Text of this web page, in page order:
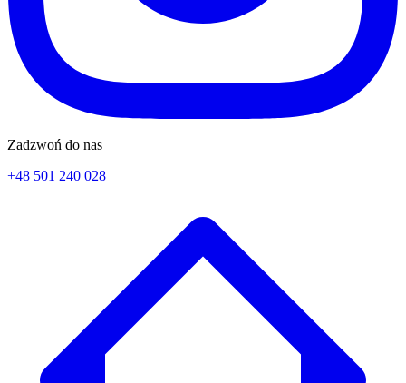
Zadzwoń do nas
+48 501 240 028